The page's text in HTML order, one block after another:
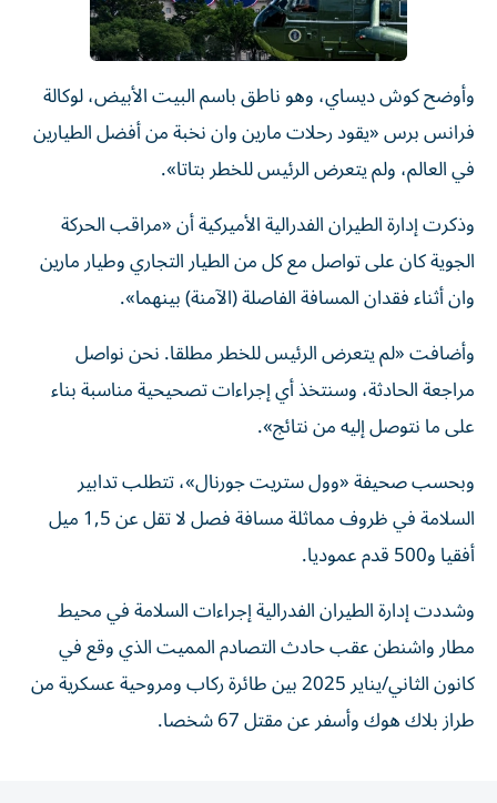
وأوضح كوش ديساي، وهو ناطق باسم البيت الأبيض، لوكالة
فرانس برس «يقود رحلات مارين وان نخبة من أفضل الطيارين
في العالم، ولم يتعرض الرئيس للخطر بتاتا».
وذكرت إدارة الطيران الفدرالية الأميركية أن «مراقب الحركة
الجوية كان على تواصل مع كل من الطيار التجاري وطيار مارين
وان أثناء فقدان المسافة الفاصلة (الآمنة) بينهما».
وأضافت «لم يتعرض الرئيس للخطر مطلقا. نحن نواصل
مراجعة الحادثة، وسنتخذ أي إجراءات تصحيحية مناسبة بناء
على ما نتوصل إليه من نتائج».
وبحسب صحيفة «وول ستريت جورنال»، تتطلب تدابير
السلامة في ظروف مماثلة مسافة فصل لا تقل عن 1,5 ميل
أفقيا و500 قدم عموديا.
وشددت إدارة الطيران الفدرالية إجراءات السلامة في محيط
مطار واشنطن عقب حادث التصادم المميت الذي وقع في
كانون الثاني/يناير 2025 بين طائرة ركاب ومروحية عسكرية من
طراز بلاك هوك وأسفر عن مقتل 67 شخصا.